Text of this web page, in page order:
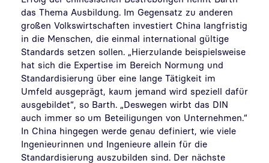
das Thema Ausbildung. Im Gegensatz zu anderen
großen Volkswirtschaften investiert China langfristig
in die Menschen, die einmal international gültige
Standards setzen sollen. „Hierzulande beispielsweise
hat sich die Expertise im Bereich Normung und
Standardisierung über eine lange Tätigkeit im
Umfeld ausgeprägt, kaum jemand wird speziell dafür
ausgebildet“, so Barth. „Deswegen wirbt das DIN
auch immer so um Beteiligungen von Unternehmen.“
In China hingegen werde genau definiert, wie viele
Ingenieurinnen und Ingenieure allein für die
Standardisierung auszubilden sind. Der nächste